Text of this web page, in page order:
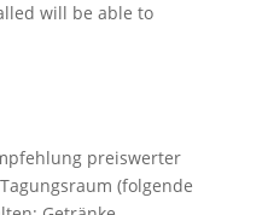
will be able to
preiswerter
(folgende